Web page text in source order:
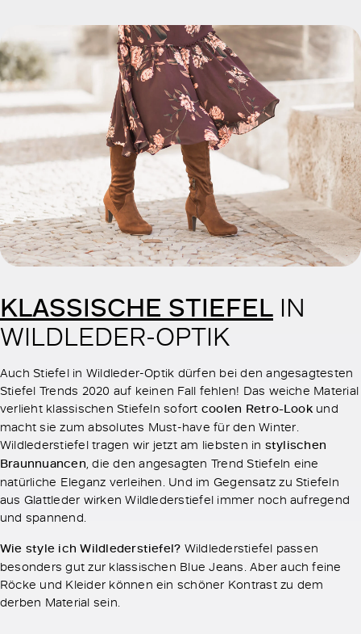
KLASSISCHE STIEFEL IN
WILDLEDER-OPTIK
Auch Stiefel in Wildleder-Optik dürfen bei den angesagtesten
Stiefel Trends 2020 auf keinen Fall fehlen! Das weiche Material
verlieht klassischen Stiefeln sofort coolen Retro-Lookund
macht sie zum absolutes Must-have für den Winter.
Wildlederstiefel tragen wir jetzt am liebsten in stylischen
Braunnuancen , die den angesagten Trend Stiefeln eine
natürliche Eleganz verleihen. Und im Gegensatz zu Stiefeln
aus Glattleder wirken Wildlederstiefel immer noch aufregend
und spannend.
Wie style ich Wildlederstiefel? Wildlederstiefel passen
besonders gut zur klassischen Blue Jeans. Aber auch feine
Röcke und Kleider können ein schöner Kontrast zu dem
derben Material sein.